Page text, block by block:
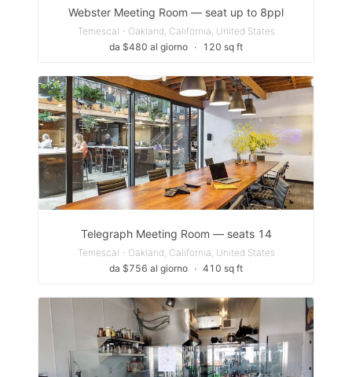
Webster Meeting Room — seat up to 8ppl
Temescal - Oakland, California, United States
da $480 al giorno ∙ 120 sq ft
Telegraph Meeting Room — seats 14
Temescal - Oakland, California, United States
da $756 al giorno ∙ 410 sq ft